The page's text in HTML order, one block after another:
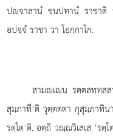
ปฺจาลานํ ชนปทานํ ราชาติ
อปจฺจํ ราชา วา โอกฺกาโก.
สามฺเน รตฺตสทฺทสฺ
สุมฺภาที’ติ วุตฺตตฺตา กุสุมฺภาทิน
รตฺโต’ติ. อตฺถิ วณฺณวิเสเส ‘ร